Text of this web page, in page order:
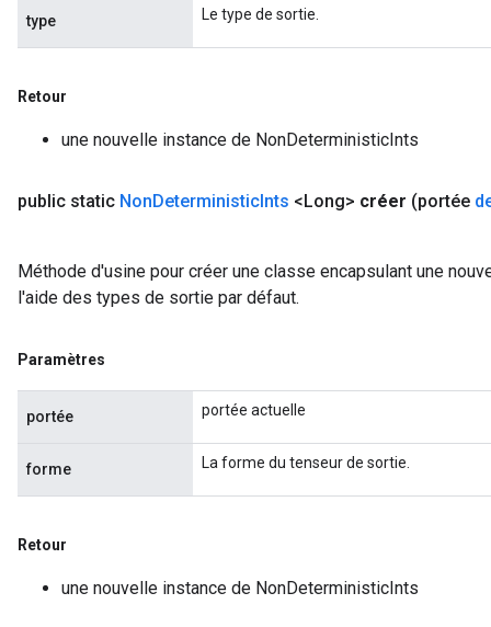
type Le type de sortie.
Retour
une nouvelle instance de NonDeterministicInts
public static NonDeterministicInts <Long> créer (portée
Méthode d'usine pour créer une classe encapsulant une
l'aide des types de sortie par défaut.
Paramètres
portée portée actuelle
forme La forme du tenseur de sortie.
Retour
une nouvelle instance de NonDeterministicInts